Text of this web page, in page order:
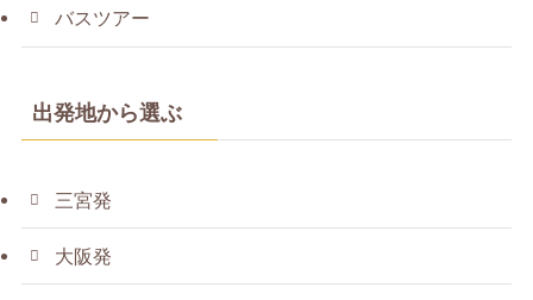
バスツアー
出発地から選ぶ
三宮発
大阪発